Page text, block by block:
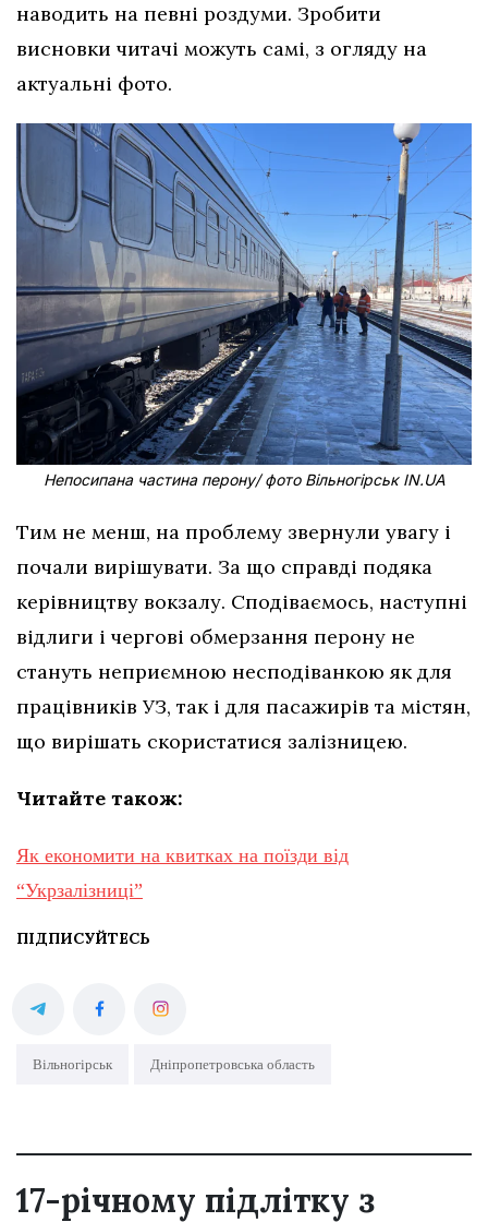
наводить на певні роздуми. Зробити
висновки читачі можуть самі, з огляду на
актуальні фото.
Непосипана частина перону/ фото Вільногірськ IN.UA
Тим не менш, на проблему звернули увагу і
почали вирішувати. За що справді подяка
керівництву вокзалу. Сподіваємось, наступні
відлиги і чергові обмерзання перону не
стануть неприємною несподіванкою як для
працівників УЗ, так і для пасажирів та містян,
що вирішать скористатися залізницею.
Читайте також:
Як економити на квитках на поїзди від
“Укрзалізниці”
ПІДПИСУЙТЕСЬ
Вільногірськ Дніпропетровська область
17-річному підлітку з